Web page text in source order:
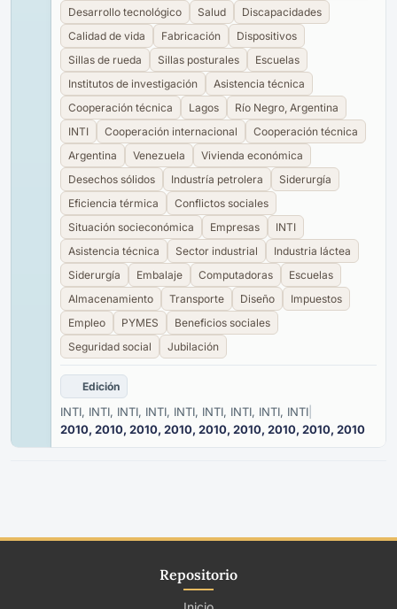
Desarrollo tecnológico
Salud
Discapacidades
Calidad de vida
Fabricación
Dispositivos
Sillas de rueda
Sillas posturales
Escuelas
Institutos de investigación
Asistencia técnica
Cooperación técnica
Lagos
Río Negro, Argentina
INTI
Cooperación internacional
Cooperación técnica
Argentina
Venezuela
Vivienda económica
Desechos sólidos
Industría petrolera
Siderurgía
Eficiencia térmica
Conflictos sociales
Situación socieconómica
Empresas
INTI
Asistencia técnica
Sector industrial
Industria láctea
Siderurgía
Embalaje Computadoras
Escuelas
Almacenamiento
Transporte Diseño
Impuestos
Empleo
PYMES
Beneficios sociales
Seguridad social
Jubilación
Edición
INTI, INTI, INTI, INTI, INTI, INTI, INTI, INTI, INTI
2010, 2010, 2010, 2010, 2010, 2010, 2010, 2010, 2010
Repositorio